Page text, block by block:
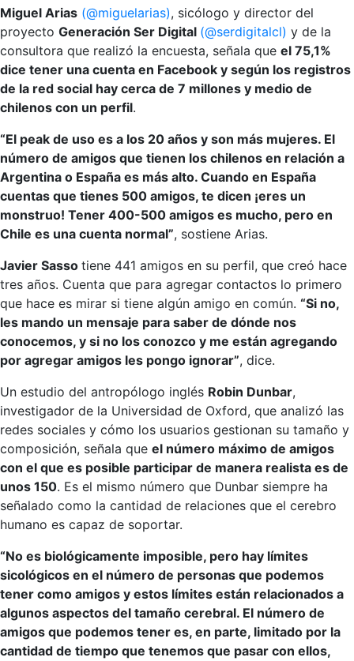
Miguel Arias (@miguelarias), sicólogo y director del
proyecto Generación Ser Digital (@serdigitalcl) y de la
consultora que realizó la encuesta, señala que el 75,1%
dice tener una cuenta en Facebook y según los registros
de la red social hay cerca de 7 millones y medio de
chilenos con un perfil.
“El peak de uso es a los 20 años y son más mujeres. El
número de amigos que tienen los chilenos en relación a
Argentina o España es más alto. Cuando en España
cuentas que tienes 500 amigos, te dicen ¡eres un
monstruo! Tener 400-500 amigos es mucho, pero en
Chile es una cuenta normal”, sostiene Arias.
Javier Sasso tiene 441 amigos en su perfil, que creó hace
tres años. Cuenta que para agregar contactos lo primero
que hace es mirar si tiene algún amigo en común. “Si no,
les mando un mensaje para saber de dónde nos
conocemos, y si no los conozco y me están agregando
por agregar amigos les pongo ignorar”, dice.
Un estudio del antropólogo inglés Robin Dunbar,
investigador de la Universidad de Oxford, que analizó las
redes sociales y cómo los usuarios gestionan su tamaño y
composición, señala que el número máximo de amigos
con el que es posible participar de manera realista es de
unos 150. Es el mismo número que Dunbar siempre ha
señalado como la cantidad de relaciones que el cerebro
humano es capaz de soportar.
“No es biológicamente imposible, pero hay límites
sicológicos en el número de personas que podemos
tener como amigos y estos límites están relacionados a
algunos aspectos del tamaño cerebral. El número de
amigos que podemos tener es, en parte, limitado por la
cantidad de tiempo que tenemos que pasar con ellos,